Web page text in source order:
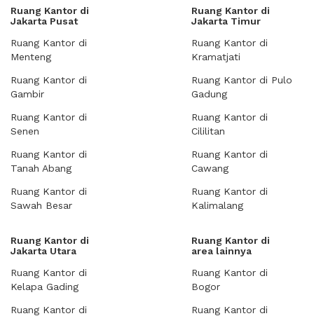
Ruang Kantor di
Jakarta Pusat
Ruang Kantor di
Menteng
Ruang Kantor di
Gambir
Ruang Kantor di
Senen
Ruang Kantor di
Tanah Abang
Ruang Kantor di
Sawah Besar
Ruang Kantor di
Jakarta Timur
Ruang Kantor di
Kramatjati
Ruang Kantor di Pulo
Gadung
Ruang Kantor di
Cililitan
Ruang Kantor di
Cawang
Ruang Kantor di
Kalimalang
Ruang Kantor di
Jakarta Utara
Ruang Kantor di
Kelapa Gading
Ruang Kantor di
Ruang Kantor di
area lainnya
Ruang Kantor di
Bogor
Ruang Kantor di